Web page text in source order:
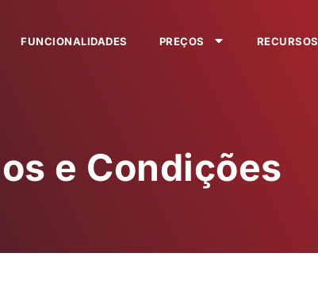
FUNCIONALIDADES PREÇOS RECURSOS
e Condições